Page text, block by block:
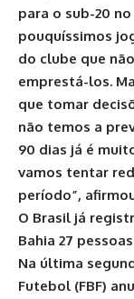
para o sub-20
pouquíssimos
do clube que
emprestá-los.
que tomar
não temos a
90 dias já é
vamos tentar
período”,
O Brasil já
Bahia 27
Na última
Futebol (FBF)